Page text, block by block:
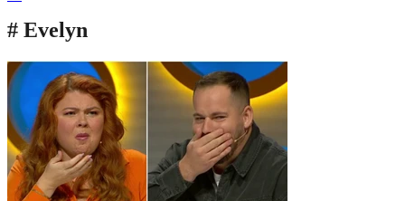
# Evelyn